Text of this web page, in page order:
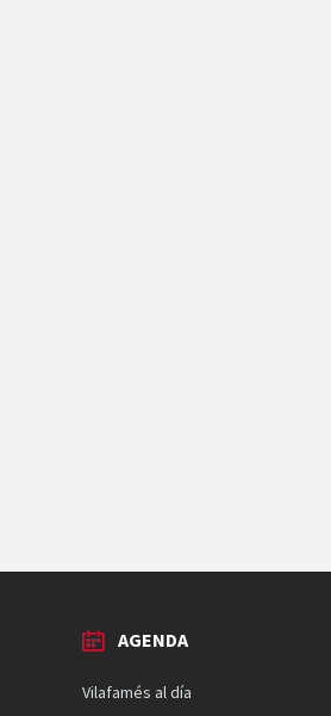
AGENDA
Vilafamés al día